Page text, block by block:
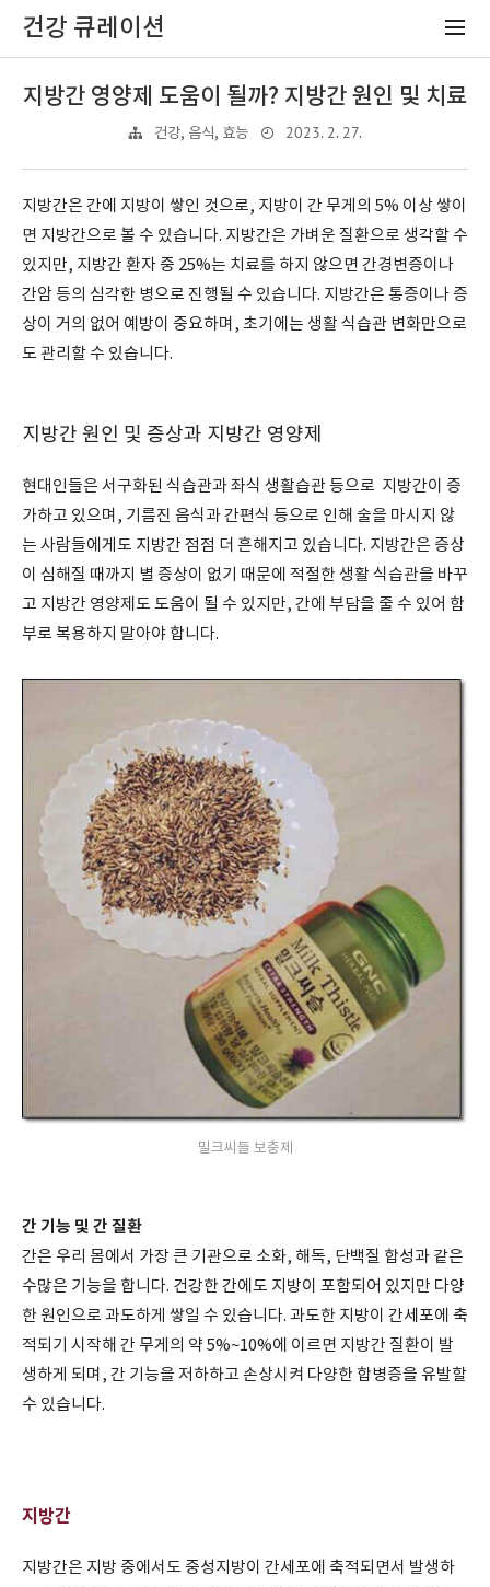
건강 큐레이션
지방간 영양제 도움이 될까? 지방간 원인 및 치료
건강, 음식, 효능 2023. 2. 27.
지방간은 간에 지방이 쌓인 것으로, 지방이 간 무게의 5% 이상 쌓이
면 지방간으로 볼 수 있습니다. 지방간은 가벼운 질환으로 생각할 수
있지만, 지방간 환자 중 25%는 치료를 하지 않으면 간경변증이나
간암 등의 심각한 병으로 진행될 수 있습니다. 지방간은 통증이나 증
상이 거의 없어 예방이 중요하며, 초기에는 생활 식습관 변화만으로
도 관리할 수 있습니다.
지방간 원인 및 증상과 지방간 영양제
현대인들은 서구화된 식습관과 좌식 생활습관 등으로 지방간이 증
가하고 있으며, 기름진 음식과 간편식 등으로 인해 술을 마시지 않
는 사람들에게도 지방간 점점 더 흔해지고 있습니다. 지방간은 증상
이 심해질 때까지 별 증상이 없기 때문에 적절한 생활 식습관을 바꾸
고 지방간 영양제도 도움이 될 수 있지만, 간에 부담을 줄 수 있어 함
부로 복용하지 말아야 합니다.
밀크씨들 보충제
간 기능 및 간 질환
간은 우리 몸에서 가장 큰 기관으로 소화, 해독, 단백질 합성과 같은
수많은 기능을 합니다. 건강한 간에도 지방이 포함되어 있지만 다양
한 원인으로 과도하게 쌓일 수 있습니다. 과도한 지방이 간세포에 축
적되기 시작해 간 무게의 약 5%~10%에 이르면 지방간 질환이 발
생하게 되며, 간 기능을 저하하고 손상시켜 다양한 합병증을 유발할
수 있습니다.
지방간
지방간은 지방 중에서도 중성지방이 간세포에 축적되면서 발생하